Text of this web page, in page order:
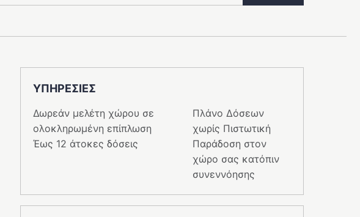
ΥΠΗΡΕΣIΕΣ
Δωρεάν μελέτη χώρου σε
ολοκληρωμένη επίπλωση
Πλάνο Δόσεων
χωρίς Πιστωτική
Έως 12 άτοκες δόσεις
Παράδοση στον
χώρο σας κατόπιν
συνεννόησης